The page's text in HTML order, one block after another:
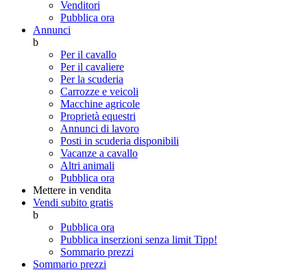
Venditori
Pubblica ora
Annunci
b
Per il cavallo
Per il cavaliere
Per la scuderia
Carrozze e veicoli
Macchine agricole
Proprietà equestri
Annunci di lavoro
Posti in scuderia disponibili
Vacanze a cavallo
Altri animali
Pubblica ora
Mettere in vendita
Vendi subito gratis
b
Pubblica ora
Pubblica inserzioni senza limit Tipp!
Sommario prezzi
Sommario prezzi